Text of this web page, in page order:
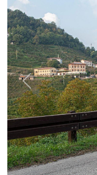
Previous